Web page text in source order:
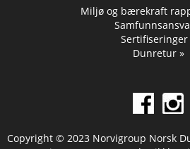
Miljø og bærekraft
Sertifiseringer
Dunretur »
Copyright © 2023 Norvigroup Norsk